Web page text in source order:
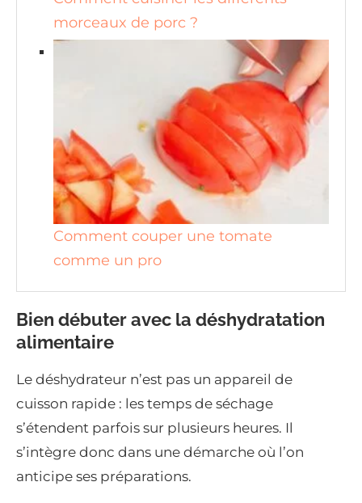
morceaux de porc ?
Comment couper une tomate
comme un pro
Bien débuter avec la déshydratation
alimentaire
Le déshydrateur n’est pas un appareil de
cuisson rapide : les temps de séchage
s’étendent parfois sur plusieurs heures. Il
s’intègre donc dans une démarche où l’on
anticipe ses préparations.